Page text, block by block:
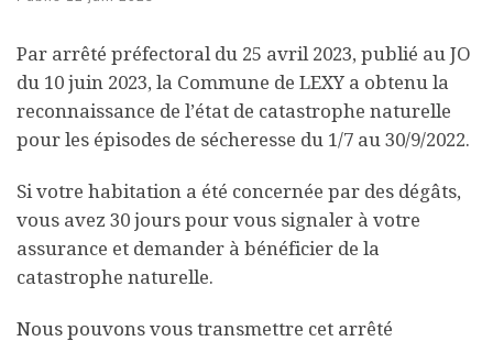
Par arrêté préfectoral du 25 avril 2023, publié au JO
du 10 juin 2023, la Commune de LEXY a obtenu la
reconnaissance de l’état de catastrophe naturelle
pour les épisodes de sécheresse du 1/7 au 30/9/2022.
Si votre habitation a été concernée par des dégâts,
vous avez 30 jours pour vous signaler à votre
assurance et demander à bénéficier de la
catastrophe naturelle.
Nous pouvons vous transmettre cet arrêté